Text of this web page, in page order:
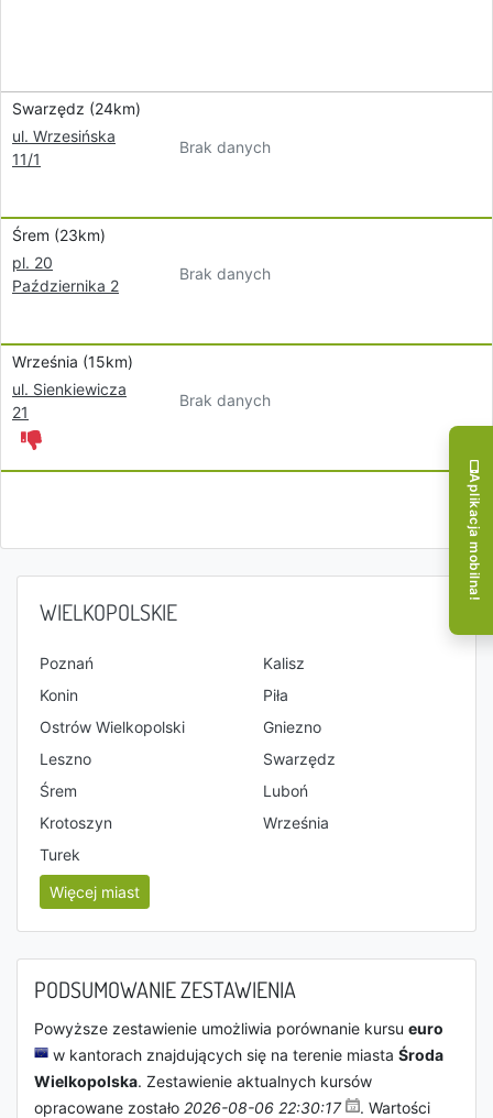
Swarzędz (24km)
ul. Wrzesińska
11/1
Brak danych
Śrem (23km)
pl. 20
Października 2
Brak danych
Września (15km)
ul. Sienkiewicza
21
Brak danych
WIELKOPOLSKIE
Poznań
Kalisz
Konin
Piła
Ostrów Wielkopolski
Gniezno
Leszno
Swarzędz
Śrem
Luboń
Krotoszyn
Września
Turek
Więcej miast
PODSUMOWANIE ZESTAWIENIA
Powyższe zestawienie umożliwia porównanie kursu euro
w kantorach znajdujących się na terenie miasta Środa
Wielkopolska. Zestawienie aktualnych kursów
opracowane zostało 2026-08-06 22:30:17
. Wartości
Aplikacja mobilna!